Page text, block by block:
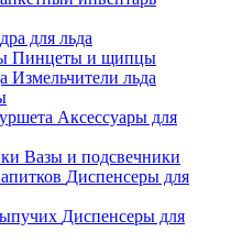
для льда
Пинцеты и щипцы
Измельчители льда
Аксессуары для
Вазы и подсвечники
Диспенсеры для
Диспенсеры для